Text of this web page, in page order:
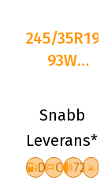
245/35R19
93W
PL02 XL
Friktion
2025
Snabb
Leverans*
D C 72